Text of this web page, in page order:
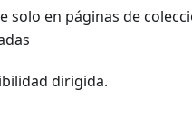
solo en páginas de
dirigida.